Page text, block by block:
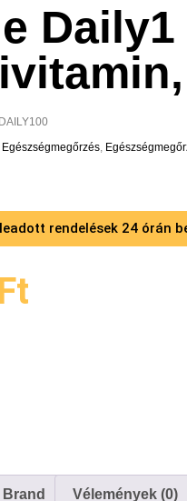
Daily1
Egészségmegőrzés,
rendelések 24 órán
Ft
Brand Vélemények (0)